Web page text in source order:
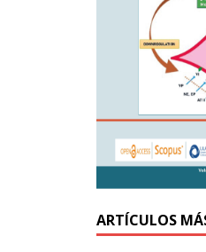
ARTÍCULOS